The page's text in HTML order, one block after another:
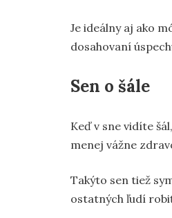
Je ideálny aj ako
dosahovaní
Sen o šále
Keď v sne vidíte
menej vážne
Takýto sen tiež
ostatných ľudí